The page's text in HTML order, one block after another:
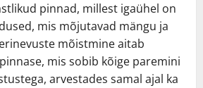
pinnad, millest igaühel on
mis mõjutavad mängu ja
mõistmine aitab
mis sobib kõige paremini
arvestades samal ajal ka